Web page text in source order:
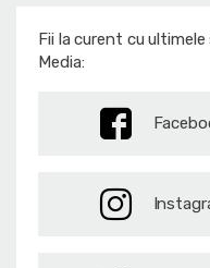
Fii la curent cu
Media: